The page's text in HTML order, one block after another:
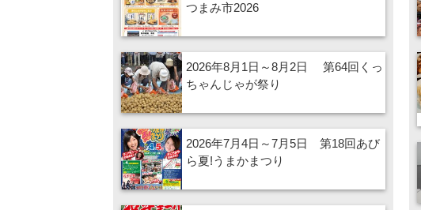
つまみ市2026
2026年8月1日～8月2日 第64回くっ
ちゃんじゃが祭り
2026年7月4日～7月5日 第18回あび
ら夏!うまかまつり